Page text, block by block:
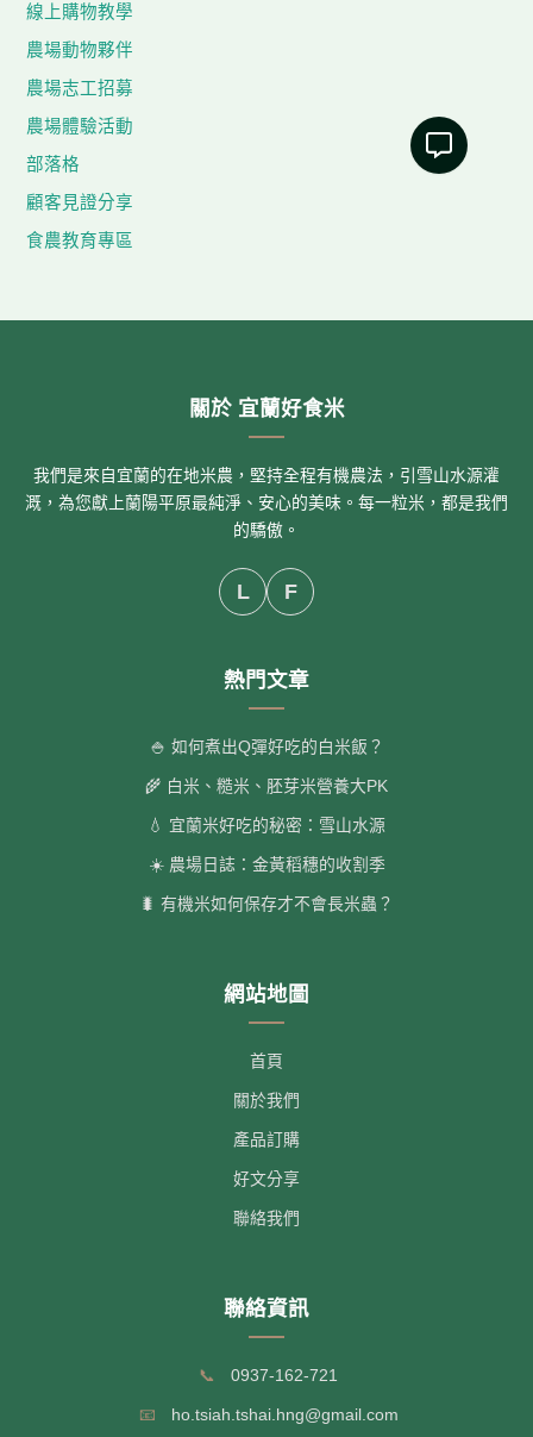
線上購物教學
農場動物夥伴
農場志工招募
農場體驗活動
部落格
顧客見證分享
食農教育專區
關於 宜蘭好食米
我們是來自宜蘭的在地米農，堅持全程有機農法，引雪山水源灌
溉，為您獻上蘭陽平原最純淨、安心的美味。每一粒米，都是我們
的驕傲。
L F
熱門文章
🍚 如何煮出Q彈好吃的白米飯？
🌾 白米、糙米、胚芽米營養大PK
💧 宜蘭米好吃的秘密：雪山水源
☀️ 農場日誌：金黃稻穗的收割季
🐛 有機米如何保存才不會長米蟲？
網站地圖
首頁
關於我們
產品訂購
好文分享
聯絡我們
聯絡資訊
📞 0937-162-721
📧 ho.tsiah.tshai.hng@gmail.com